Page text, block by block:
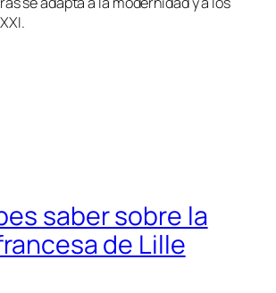
saber sobre la
de Lille